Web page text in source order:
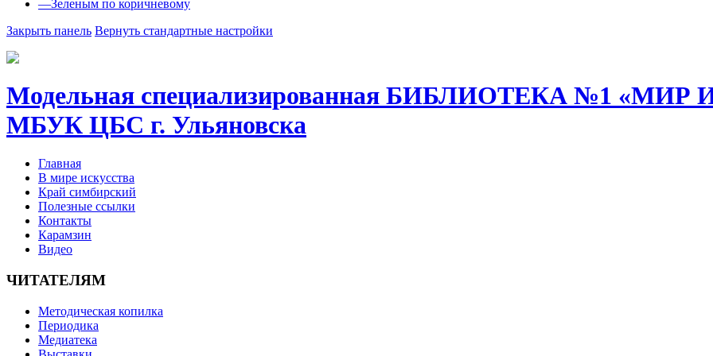
—Зеленым по коричневому
Закрыть панель Вернуть стандартные настройки
Модельная специализированная БИБЛИОТЕКА №1
МБУК ЦБС г. Ульяновска
Главная
В мире искусства
Край симбирский
Полезные ссылки
Контакты
Карамзин
Видео
ЧИТАТЕЛЯМ
Методическая копилка
Периодика
Медиатека